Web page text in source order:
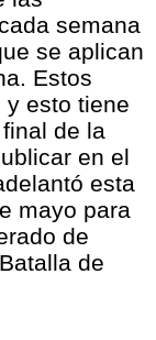
semana
se aplican
Estos
y esto tiene
de la
en el
esta
mayo para
de
de